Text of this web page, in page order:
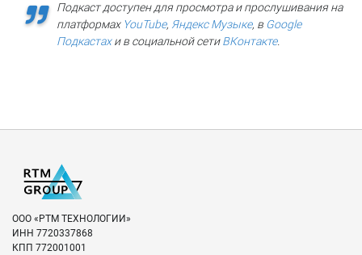
Подкаст доступен для просмотра и прослушивания на
платформах YouTube, Яндекс Музыке, в Google
Подкастахи в социальной сетиВКонтакте.
ООО «РТМ ТЕХНОЛОГИИ»
ИНН 7720337868
КПП 772001001